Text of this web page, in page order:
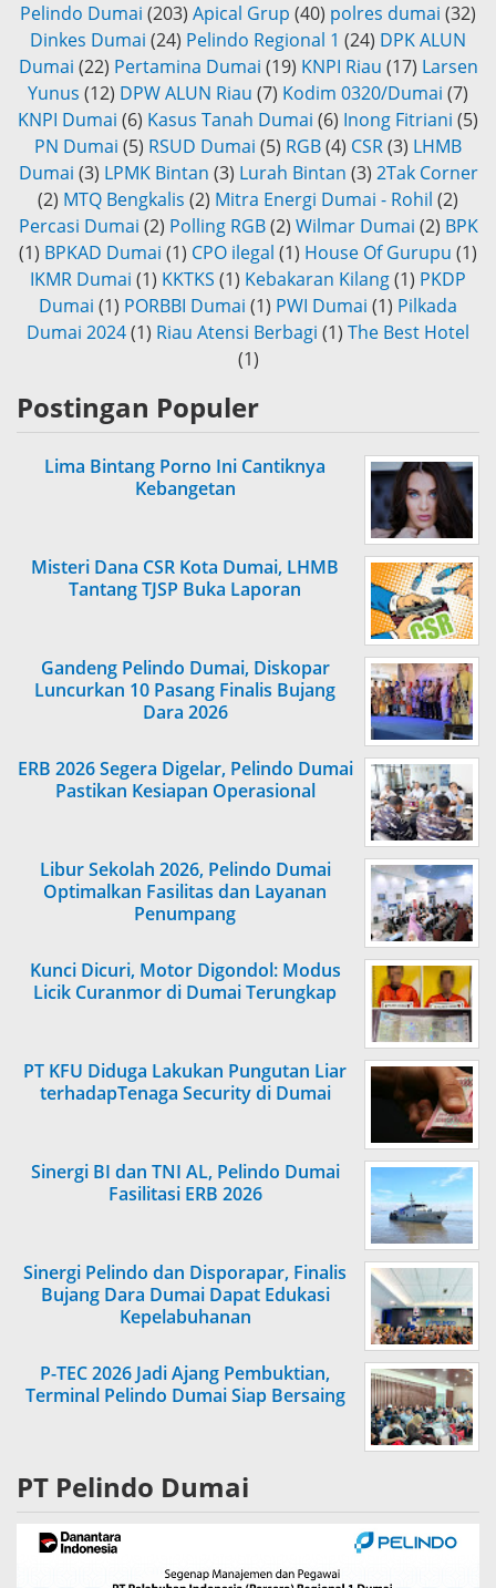
Pelindo Dumai (203) Apical Grup (40) polres dumai (32)
Dinkes Dumai (24) Pelindo Regional 1 (24) DPK ALUN
Dumai (22) Pertamina Dumai (19) KNPI Riau (17) Larsen
Yunus (12) DPW ALUN Riau (7) Kodim 0320/Dumai (7)
KNPI Dumai (6) Kasus Tanah Dumai (6) Inong Fitriani (5)
PN Dumai (5) RSUD Dumai (5) RGB(4) CSR(3) LHMB
Dumai (3) LPMK Bintan (3) Lurah Bintan (3) 2Tak Corner
(2) MTQ Bengkalis (2) Mitra Energi Dumai - Rohil (2)
Percasi Dumai (2) Polling RGB (2) Wilmar Dumai (2) BPK
(1) BPKAD Dumai (1) CPO ilegal (1) House Of Gurupu (1)
IKMR Dumai (1) KKTKS (1) Kebakaran Kilang(1) PKDP
Dumai (1) PORBBI Dumai (1) PWI Dumai (1) Pilkada
Dumai 2024(1) Riau Atensi Berbagi (1) The Best Hotel
(1)
Postingan Populer
Lima Bintang Porno Ini Cantiknya
Kebangetan
Misteri Dana CSR Kota Dumai, LHMB
Tantang TJSP Buka Laporan
Gandeng Pelindo Dumai, Diskopar
Luncurkan 10 Pasang Finalis Bujang
Dara 2026
ERB 2026 Segera Digelar, Pelindo Dumai
Pastikan Kesiapan Operasional
Libur Sekolah 2026, Pelindo Dumai
Optimalkan Fasilitas dan Layanan
Penumpang
Kunci Dicuri, Motor Digondol: Modus
Licik Curanmor di Dumai Terungkap
PT KFU Diduga Lakukan Pungutan Liar
terhadapTenaga Security di Dumai
Sinergi BI dan TNI AL, Pelindo Dumai
Fasilitasi ERB 2026
Sinergi Pelindo dan Disporapar, Finalis
Bujang Dara Dumai Dapat Edukasi
Kepelabuhanan
P-TEC 2026 Jadi Ajang Pembuktian,
Terminal Pelindo Dumai Siap Bersaing
PT Pelindo Dumai